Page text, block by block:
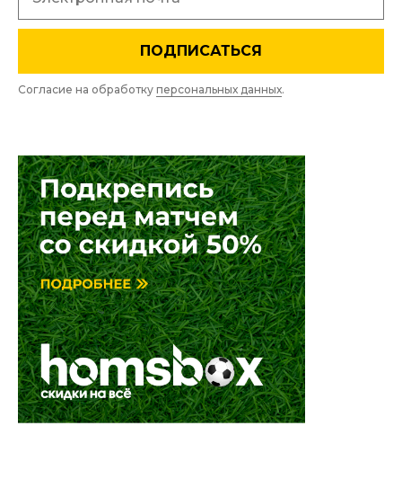
ПОДПИСАТЬСЯ
Согласие на обработку персональных данных.